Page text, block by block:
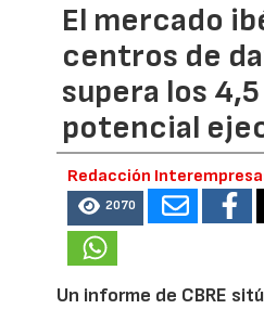
El mercado
centros de
supera los 4,5
potencial
Redacción
2070
Un informe de CBRE